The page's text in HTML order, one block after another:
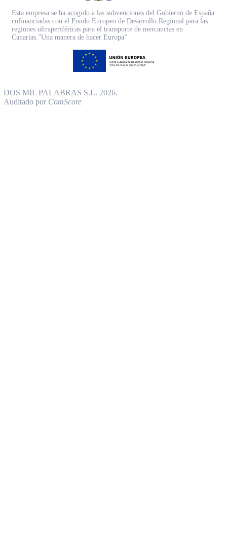
Esta empresa se ha acogido a las subvenciones del Gobierno de España
cofinanciadas con el Fondo Europeo de Desarrollo Regional para las
regiones ultraperiféricas para el transporte de mercancías en
Canarias.”Una manera de hacer Europa”
DOS MIL PALABRAS S.L. 2026.
Auditado por ComScore